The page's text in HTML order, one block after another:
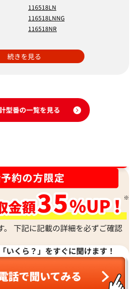
116518LN
116518LNNG
116518NR
続きを見る
型番の一覧を見る
。 下記に記載の詳細を必ずご確認
「いくら？」をすぐに聞けます！